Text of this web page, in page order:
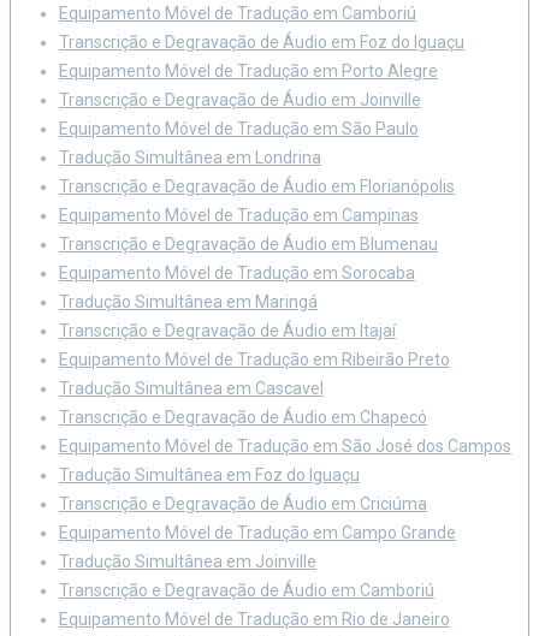
Equipamento Móvel de Tradução em Camboriú
Transcrição e Degravação de Áudio em Foz do Iguaçu
Equipamento Móvel de Tradução em Porto Alegre
Transcrição e Degravação de Áudio em Joinville
Equipamento Móvel de Tradução em São Paulo
Tradução Simultânea em Londrina
Transcrição e Degravação de Áudio em Florianópolis
Equipamento Móvel de Tradução em Campinas
Transcrição e Degravação de Áudio em Blumenau
Equipamento Móvel de Tradução em Sorocaba
Tradução Simultânea em Maringá
Transcrição e Degravação de Áudio em Itajaí
Equipamento Móvel de Tradução em Ribeirão Preto
Tradução Simultânea em Cascavel
Transcrição e Degravação de Áudio em Chapecó
Equipamento Móvel de Tradução em São José dos Campos
Tradução Simultânea em Foz do Iguaçu
Transcrição e Degravação de Áudio em Criciúma
Equipamento Móvel de Tradução em Campo Grande
Tradução Simultânea em Joinville
Transcrição e Degravação de Áudio em Camboriú
Equipamento Móvel de Tradução em Rio de Janeiro